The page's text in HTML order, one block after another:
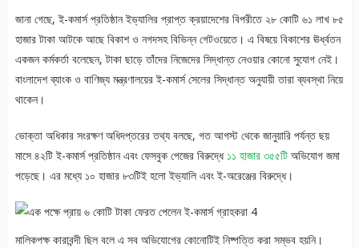
জানা গেছে, ই-কমার্স প্রতিষ্ঠান ইভ্যালির প্রাপ্ত ক্রয়াদেশের বিপরীতে ২৮ কোটি ৬১ লাখ ৮৫
হাজার টাকা আটকে আছে বিকাশ ও নগদসহ বিভিন্ন গেটওয়েতে। এ বিষয়ে বিকাশের ঊর্ধ্বতন
একজন কর্মকর্তা বলেছেন, টাকা ছাড়ে তাঁদের নিজেদের সিদ্ধান্ত নেওয়ার কোনো সুযোগ নেই।
বাংলাদেশ ব্যাংক ও বাণিজ্য মন্ত্রণালয়ের ই-কমার্স সেলের সিদ্ধান্ত অনুযায়ী তারা ব্যবস্থা নিয়ে
থাকেন।
ভোক্তা অধিকার সংরক্ষণ অধিদপ্তরের তথ্য বলছে, গত আগস্ট থেকে জানুয়ারি পর্যন্ত ছয়
মাসে ৪২টি ই-কমার্স প্রতিষ্ঠান এবং ফেসবুক পেজের বিরুদ্ধে১১ হাজার ৩৫৫টি অভিযোগ জমা
পড়েছে। এর মধ্যে ১০ হাজার ৮৩টিই হলো ইভ্যালি এবং ই-অরেঞ্জের বিরুদ্ধে।
মালিকপক্ষ কারাবন্দী ছিল বলে এ সব অভিযোগের কোনোটিই নিষ্পত্তি করা সম্ভব হয়নি।